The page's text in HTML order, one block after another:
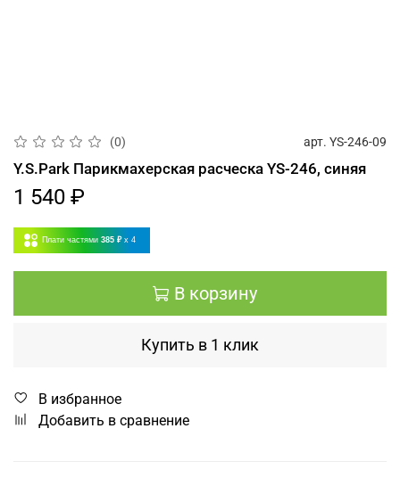
(0) арт. YS-246-09
Y.S.Park Парикмахерская расческа YS-246, синяя
1 540 ₽
Плати частями 385 ₽ x 4
В корзину
Купить в 1 клик
В избранное
Добавить в сравнение